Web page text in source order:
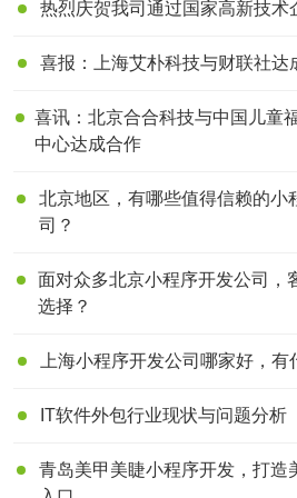
热烈庆贺我司通过国家高新技术
喜报：上海艾朴科技与财联社达
喜讯：北京合合科技与中国儿童
中心达成合作
北京地区，有哪些值得信赖的小
司？
面对众多北京小程序开发公司，
选择？
上海小程序开发公司哪家好，有
IT软件外包行业现状与问题分析
青岛美甲美睫小程序开发，打造